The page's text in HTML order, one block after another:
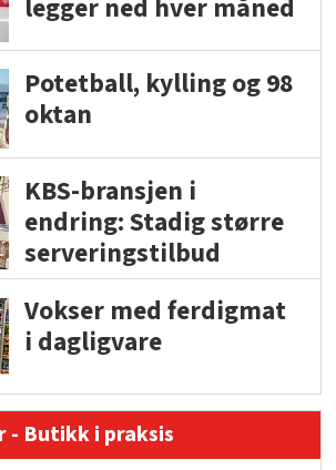
legger ned hver måned
Potetball, kylling og 98
oktan
KBS-bransjen i
endring: Stadig større
serveringstilbud
Vokser med ferdigmat
i dagligvare
Butikk i praksis